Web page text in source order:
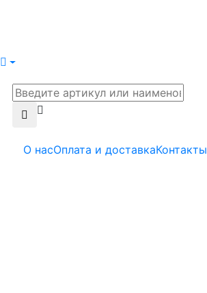
О насОплата и доставкаКонтакты